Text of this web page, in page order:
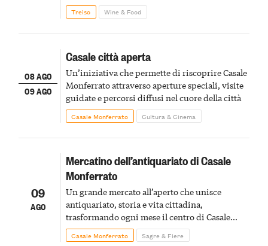
Treiso Wine & Food
08 AGO
09 AGO
Casale città aperta
Un’iniziativa che permette di riscoprire Casale
Monferrato attraverso aperture speciali, visite
guidate e percorsi diffusi nel cuore della città
Casale Monferrato Cultura & Cinema
09
AGO
Mercatino dell’antiquariato di Casale
Monferrato
Un grande mercato all’aperto che unisce
antiquariato, storia e vita cittadina,
trasformando ogni mese il centro di Casale
Monferrato in un luogo di scoperta e racconto
Casale Monferrato Sagre & Fiere